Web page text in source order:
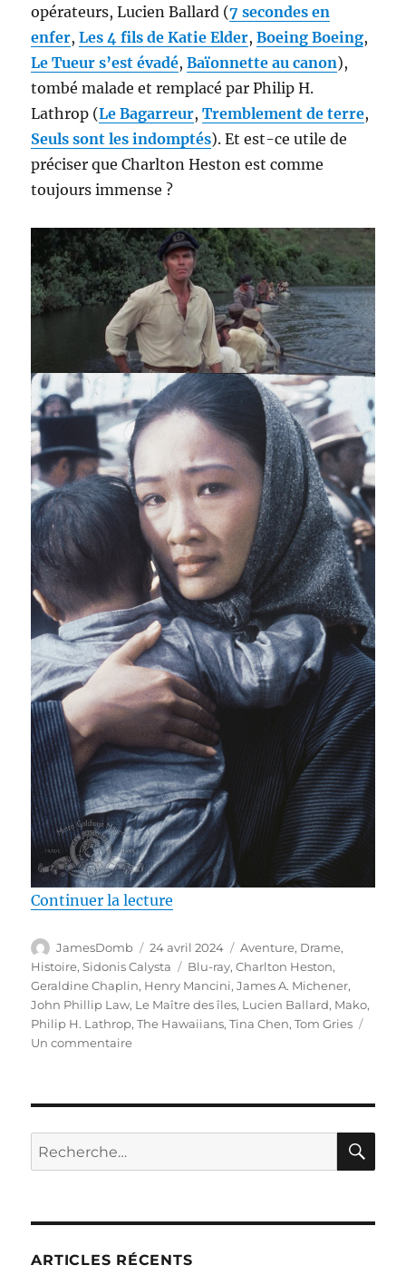
opérateurs, Lucien Ballard (7 secondes en
enfer,Les 4 fils de Katie Elder,Boeing Boeing,
Le Tueur s’est évadé, Baïonnette au canon),
tombé malade et remplacé par Philip H.
Lathrop (Le Bagarreur,Tremblement de terre,
Seuls sont les indomptés). Et est-ce utile de
préciser que Charlton Heston est comme
toujours immense ?
Continuer la lecture
Auteur
JamesDomb
Publié
le
24 avril 2024 Catégories
Aventure, Drame,
Histoire,Sidonis Calysta Étiquettes
Blu-ray,Charlton Heston,
Geraldine Chaplin, Henry Mancini,James A. Michener,
John Phillip Law, Le Maître des îles, Lucien Ballard, Mako,
Philip H. Lathrop,The Hawaiians,Tina Chen,Tom Gries
Un commentairesur
Le
des
Tom
Gries
Recherche
pour :
ARTICLES RÉCENTS